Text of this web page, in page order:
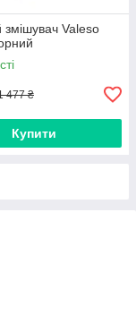
змішувач Valeso
477 ₴
Купити